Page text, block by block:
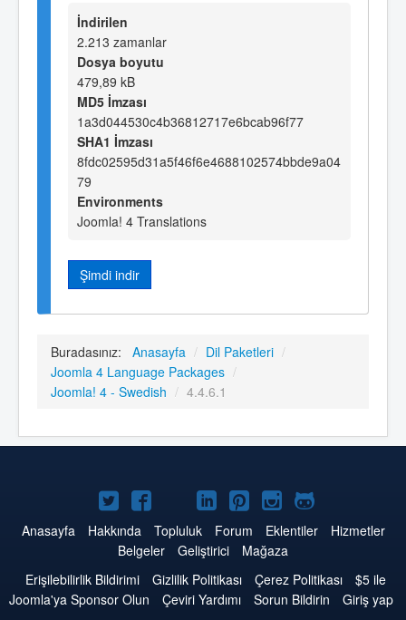
İndirilen
2.213 zamanlar
Dosya boyutu
479,89 kB
MD5 İmzası
1a3d044530c4b36812717e6bcab96f77
SHA1 İmzası
8fdc02595d31a5f46f6e4688102574bbde9a04
79
Environments
Joomla! 4 Translations
Şimdi indir
Buradasınız: Anasayfa / Dil Paketleri /
Joomla 4 Language Packages /
Joomla! 4 - Swedish / 4.4.6.1
Twitter'da
Joomla
Facebook'da
Joomla
YouTube'da
Joomla
LinkedIn'de
Joomla
Pinterest'de
Joomla
Instagram'da
Joomla
GitHub'da
Joomla
Anasayfa Hakkında Topluluk Forum Eklentiler
Hizmetler
Belgeler
Geliştirici
Mağaza
Erişilebilirlik Bildirimi
Gizlilik Politikası Çerez Politikası
$5 ile
Joomla'ya Sponsor Olun
Çeviri Yardımı Sorun Bildirin
Giriş yap